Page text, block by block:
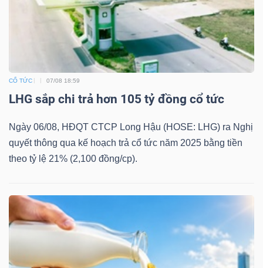
CỔ TỨC 07/08 18:59
LHG sắp chi trả hơn 105 tỷ đồng cổ tức
Ngày 06/08, HĐQT CTCP Long Hậu (HOSE: LHG) ra Nghị
quyết thông qua kế hoạch trả cổ tức năm 2025 bằng tiền
theo tỷ lệ 21% (2,100 đồng/cp).
tạo
Sách
Công